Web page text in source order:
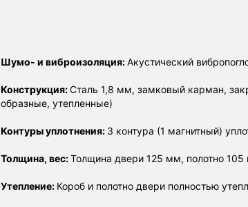
Шумо- и виброизоляция:Акустический
Конструкция:Сталь 1,8 мм, замковый карман,
образные, утепленные)
Контуры уплотнения: 3 контура (1 магнитный)
Толщина, вес:Толщина двери 125 мм, полотно 105
Утепление: Короб и полотно двери полностью